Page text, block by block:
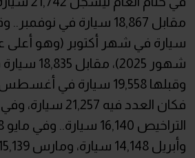
سيارة في شهر أكتوبر (وهو أعلى
شهور 2025)،
وقبلها 19,558 سيارة في
فكان العدد فيه